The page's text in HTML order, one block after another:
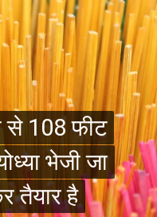
से 108 फीट
भेजी जा
तैयार है
से 108 फीट
भेजी जा
तैयार है